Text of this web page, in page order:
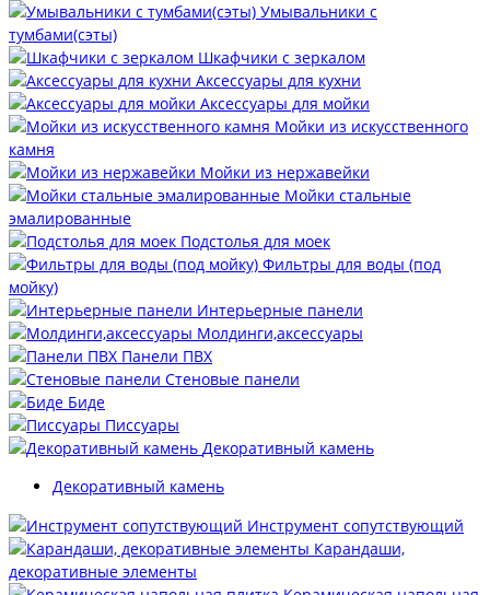
Умывальники с
тумбами(сэты)
Шкафчики с зеркалом
Аксессуары для кухни
Аксессуары для мойки
Мойки из искусственного
камня
Мойки из нержавейки
Мойки стальные
эмалированные
Подстолья для моек
Фильтры для воды (под
мойку)
Интерьерные панели
Молдинги,аксессуары
Панели ПВХ
Стеновые панели
Биде
Писсуары
Декоративный камень
Декоративный камень
Инструмент сопутствующий
Карандаши,
декоративные элементы